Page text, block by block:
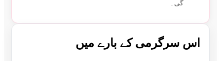
گی۔
اس سرگرمی کے بارے میں